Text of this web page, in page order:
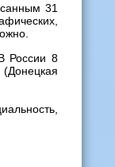
31
России 8